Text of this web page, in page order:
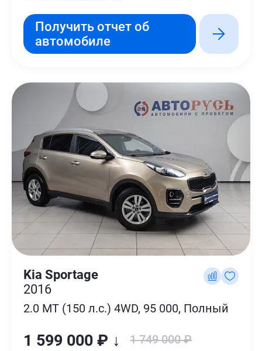
Получить отчет об
автомобиле
Kia Sportage
2016
2.0 MT (150 л.с.) 4WD, 95 000, Полный
1 599 000 ₽ ↓ 1 749 000 ₽